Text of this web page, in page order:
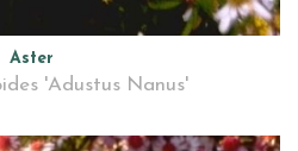
Aster
'Adustus Nanus'